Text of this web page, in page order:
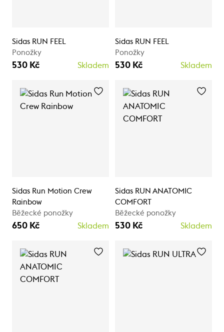
Sidas RUN FEEL
Ponožky
530 Kč Skladem
Sidas RUN FEEL
Ponožky
530 Kč Skladem
Sidas Run Motion Crew
Rainbow
Běžecké ponožky
650 Kč Skladem
Sidas RUN ANATOMIC
COMFORT
Běžecké ponožky
530 Kč Skladem